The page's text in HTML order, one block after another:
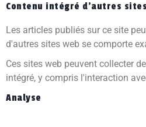
Contenu intégré d'autres
Les articles publiés sur ce site
d'autres sites web se comporte
Ces sites web peuvent collecter
intégré, y compris l'interaction
Analyse